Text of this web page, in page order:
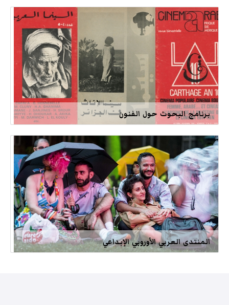
برنامج البحوث حول الفنون
المنتدى العربي الأوروبي الإبداعي